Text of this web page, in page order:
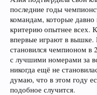
последние годы
командам, которые
критерию опытнее всех.
впервые играют в вышке.
становился чемпионом в
с лучшими номерами за
никогда ещё не
думаю, что в этом году
подобное случится.